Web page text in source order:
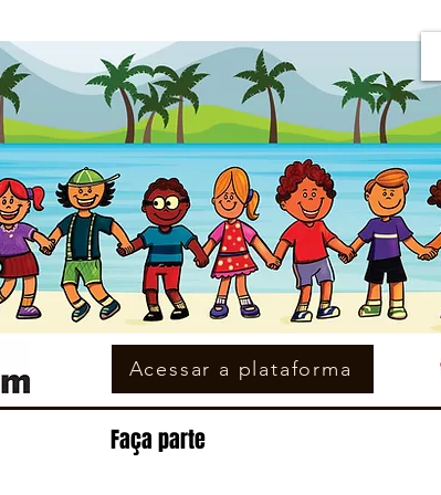
Acessar a plataforma
Faça parte